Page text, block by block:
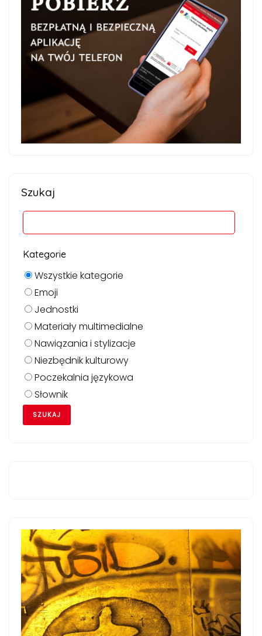
Szukaj
Kategorie
Wszystkie kategorie
Emoji
Jednostki
Materiały multimedialne
Nawiązania i stylizacje
Niezbędnik kulturowy
Poczekalnia językowa
Słownik